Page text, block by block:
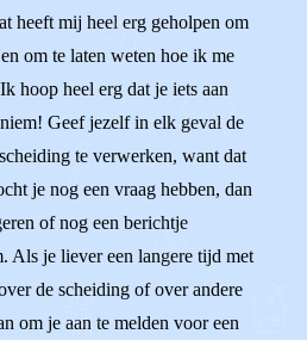
heeft mij heel erg geholpen om
om te laten weten hoe ik me
hoop heel erg dat je iets aan
Geef jezelf in elk geval de
te verwerken, want dat
je nog een vraag hebben, dan
of nog een berichtje
Als je liever een langere tijd met
de scheiding of over andere
om je aan te melden voor een